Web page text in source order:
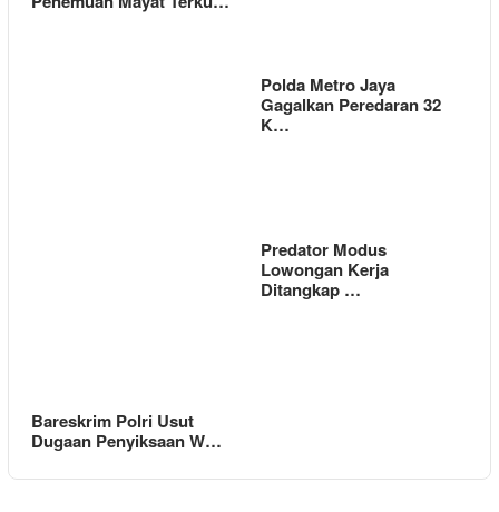
Polda Metro Jaya
Gagalkan Peredaran 32
K…
Bareskrim Polri Usut
Dugaan Penyiksaan W…
Predator Modus
Lowongan Kerja
Ditangkap …